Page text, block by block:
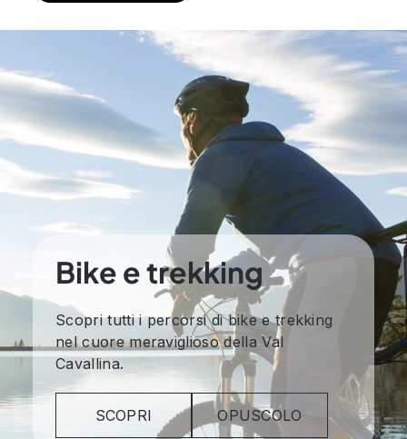
Bike e trekking
Scopri tutti i percorsi di bike e trekking
nel cuore meraviglioso della Val
Cavallina.
SCOPRI OPUSCOLO